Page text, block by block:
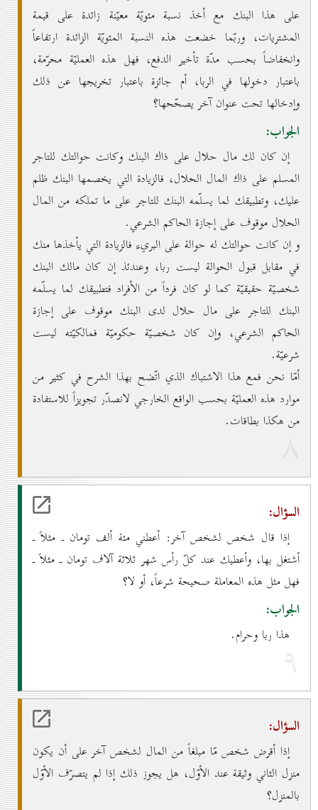
على هذا البنك مع أخذ نسبة مئويّة معيّنة زائدة على قيمة
المشتريات، وربّما خضعت هذه النسبة المئويّة الزائدة ارتفاعاً
وانخفاضاً بحسب مدّة تأخير الدفع، فهل هذه العمليّة محرّمة،
باعتبار دخولها في الربا، أم جائزة باعتبار تخريجها عن ذلك
وإدخالها تحت عنوان آخر يصحّحها؟
الجواب:
إن كان لك مال حلال على ذاك البنك وكانت حوالتك للتاجر
المسلم على ذاك المال الحلال، فالزيادة التي يخصمها البنك ظلم
عليك، وتطبيقك لما يسلّمه البنك للتاجر على ما تملكه من المال
الحلال موقوف على إجازة الحاكم الشرعي.
و إن كانت حوالتك له حوالة على البريء فالزيادة التي يأخذها منك
في مقابل قبول الحوالة ليست ربا، وعندئذ إن كان مالك البنك
شخصيّة حقيقيّة كما لو كان فرداً من الأفراد فتطبيقك لما يسلّمه
البنك للتاجر على مال حلال لدى البنك موقوف على إجازة
الحاكم الشرعي، وإن كان شخصيّة حكوميّة فمالكيّته ليست
شرعيّة.
أمّا نحن فمع هذا الاشتباك الذي اتّضح بهذا الشرح في كثير من
موارد هذه العمليّة بحسب الواقع الخارجي لانصدّر تجويزاً للاستفادة
من هكذا بطاقات.
۸
السؤال:
إذا قال شخص لشخص آخر: أعطني مئة ألف تومان ـ مثلاً ـ
أشتغل بها، وأعطيك عند كلّ رأس شهر ثلاثة آلاف تومان ـ مثلاً ـ
فهل مثل هذه المعاملة صحيحة شرعاً، أو لا؟
الجواب:
هذا ربا وحرام.
۹
السؤال:
إذا أقرض شخص مّا مبلغاً من المال لشخص آخر على أن يكون
منزل الثاني وثيقة عند الأوّل، هل يجوز ذلك إذا لم يتصرّف الأوّل
بالمنزل؟